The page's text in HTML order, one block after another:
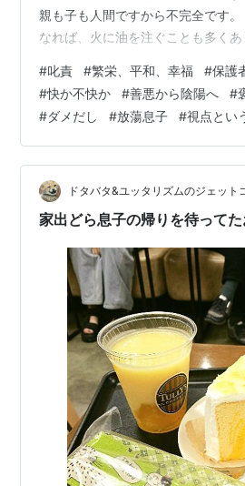
親も子も人間ですから不完全です
なれば、火に油を注ぐことも多く
「配慮」へと成長を促されるかとい
頃は、「気持ちよい」か「イヤか」
ます。 ある程度、成長すると、目
と」か「悪いこと」かの判断を促
のは、適度に「褒められる」とい
し」しかしないのは、受け…
#叱責 #繁栄、平和、幸福 #保護
#快か不快か #善悪から陰陽へ #
#ダメだし #放蕩息子 #視点とい
ドタバタ&ユッタリズムのジェット
家出どら息子の帰りを待って